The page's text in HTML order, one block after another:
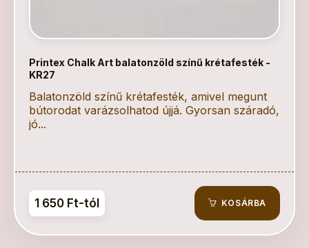
Printex Chalk Art balatonzöld színű krétafesték -
KR27
Balatonzöld színű krétafesték, amivel megunt
bútorodat varázsolhatod újjá. Gyorsan száradó,
jó...
1 650 Ft-tól KOSÁRBA